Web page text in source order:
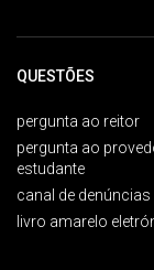
QUESTÕES
pergunta ao reitor
pergunta ao
estudante
canal de denúncias
livro amarelo